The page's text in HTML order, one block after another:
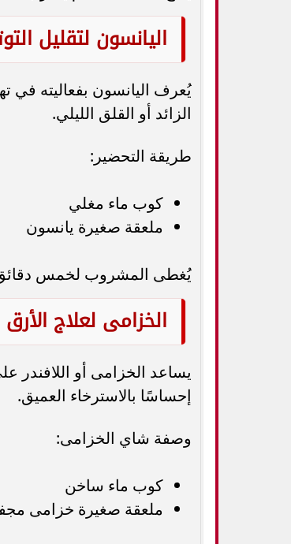
اليانسون لتقليل
يُعرف اليانسون بفعاليته في
الزائد أو القلق الليلي.
طريقة التحضير:
كوب ماء مغلي
ملعقة صغيرة يانسون
يُغطى المشروب لخمس دقائق
الخزامى لعلاج
يساعد الخزامى أو اللافندر
إحساسًا بالاسترخاء العميق.
وصفة شاي الخزامى:
كوب ماء ساخن
ملعقة صغيرة خزامى